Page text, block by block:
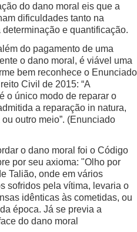
do dano moral eis que a
dificuldades tanto na
e quantificação.
do pagamento de uma
o dano moral, é viável uma
bem reconhece o Enunciado
Civil de 2015: “A
o único modo de reparar o
a reparação in natura,
outro meio”. (Enunciado
o dano moral foi o Código
por seu axioma: "Olho por
Talião, onde em vários
sofridos pela vítima, levaria o
idênticas às cometidas, ou
época. Já se previa a
do dano moral